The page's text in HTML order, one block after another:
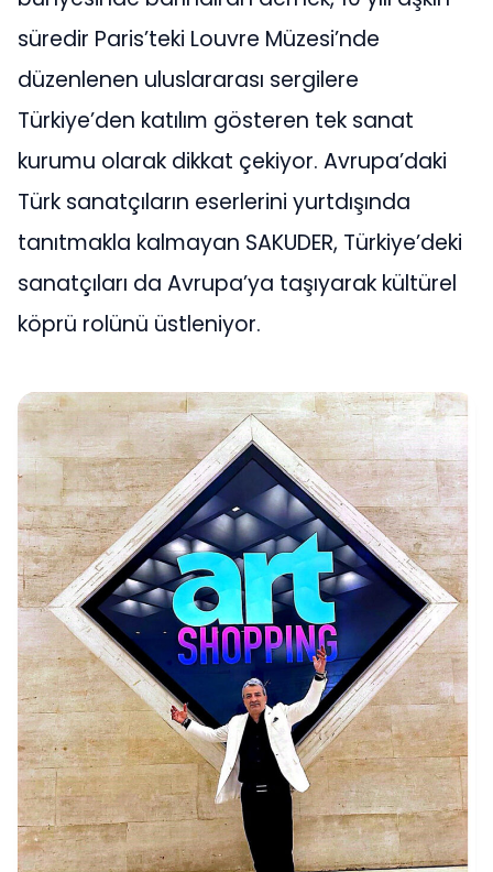
süredir Paris’teki Louvre Müzesi’nde
düzenlenen uluslararası sergilere
Türkiye’den katılım gösteren tek sanat
kurumu olarak dikkat çekiyor. Avrupa’daki
Türk sanatçıların eserlerini yurtdışında
tanıtmakla kalmayan SAKUDER, Türkiye’deki
sanatçıları da Avrupa’ya taşıyarak kültürel
köprü rolünü üstleniyor.